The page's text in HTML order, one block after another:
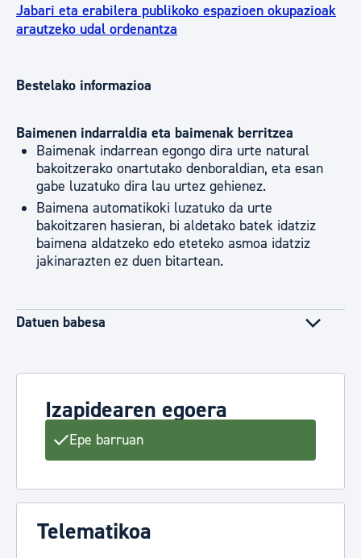
Jabari eta erabilera publikoko espazioen okupazioak
arautzeko udal ordenantza
Bestelako informazioa
Baimenen indarraldia eta baimenak berritzea
Baimenak indarrean egongo dira urte natural
bakoitzerako onartutako denboraldian, eta esan
gabe luzatuko dira lau urtez gehienez.
Baimena automatikoki luzatuko da urte
bakoitzaren hasieran, bi aldetako batek idatziz
baimena aldatzeko edo eteteko asmoa idatziz
jakinarazten ez duen bitartean.
Datuen babesa
Izapidearen egoera
Epe barruan
Telematikoa